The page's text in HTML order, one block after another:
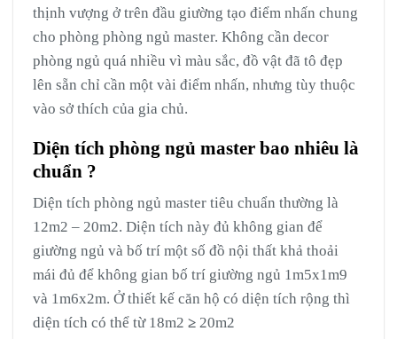
thịnh vượng ở trên đầu giường tạo điểm nhấn chung
cho phòng phòng ngủ master. Không cần decor
phòng ngủ quá nhiều vì màu sắc, đồ vật đã tô đẹp
lên sẵn chỉ cần một vài điểm nhấn, nhưng tùy thuộc
vào sở thích của gia chủ.
Diện tích phòng ngủ master bao nhiêu là
chuẩn ?
Diện tích phòng ngủ master tiêu chuẩn thường là
12m2 – 20m2. Diện tích này đủ không gian để
giường ngủ và bố trí một số đồ nội thất khả thoải
mái đủ để không gian bố trí giường ngủ 1m5x1m9
và 1m6x2m. Ở thiết kế căn hộ có diện tích rộng thì
diện tích có thể từ 18m2 ≥ 20m2